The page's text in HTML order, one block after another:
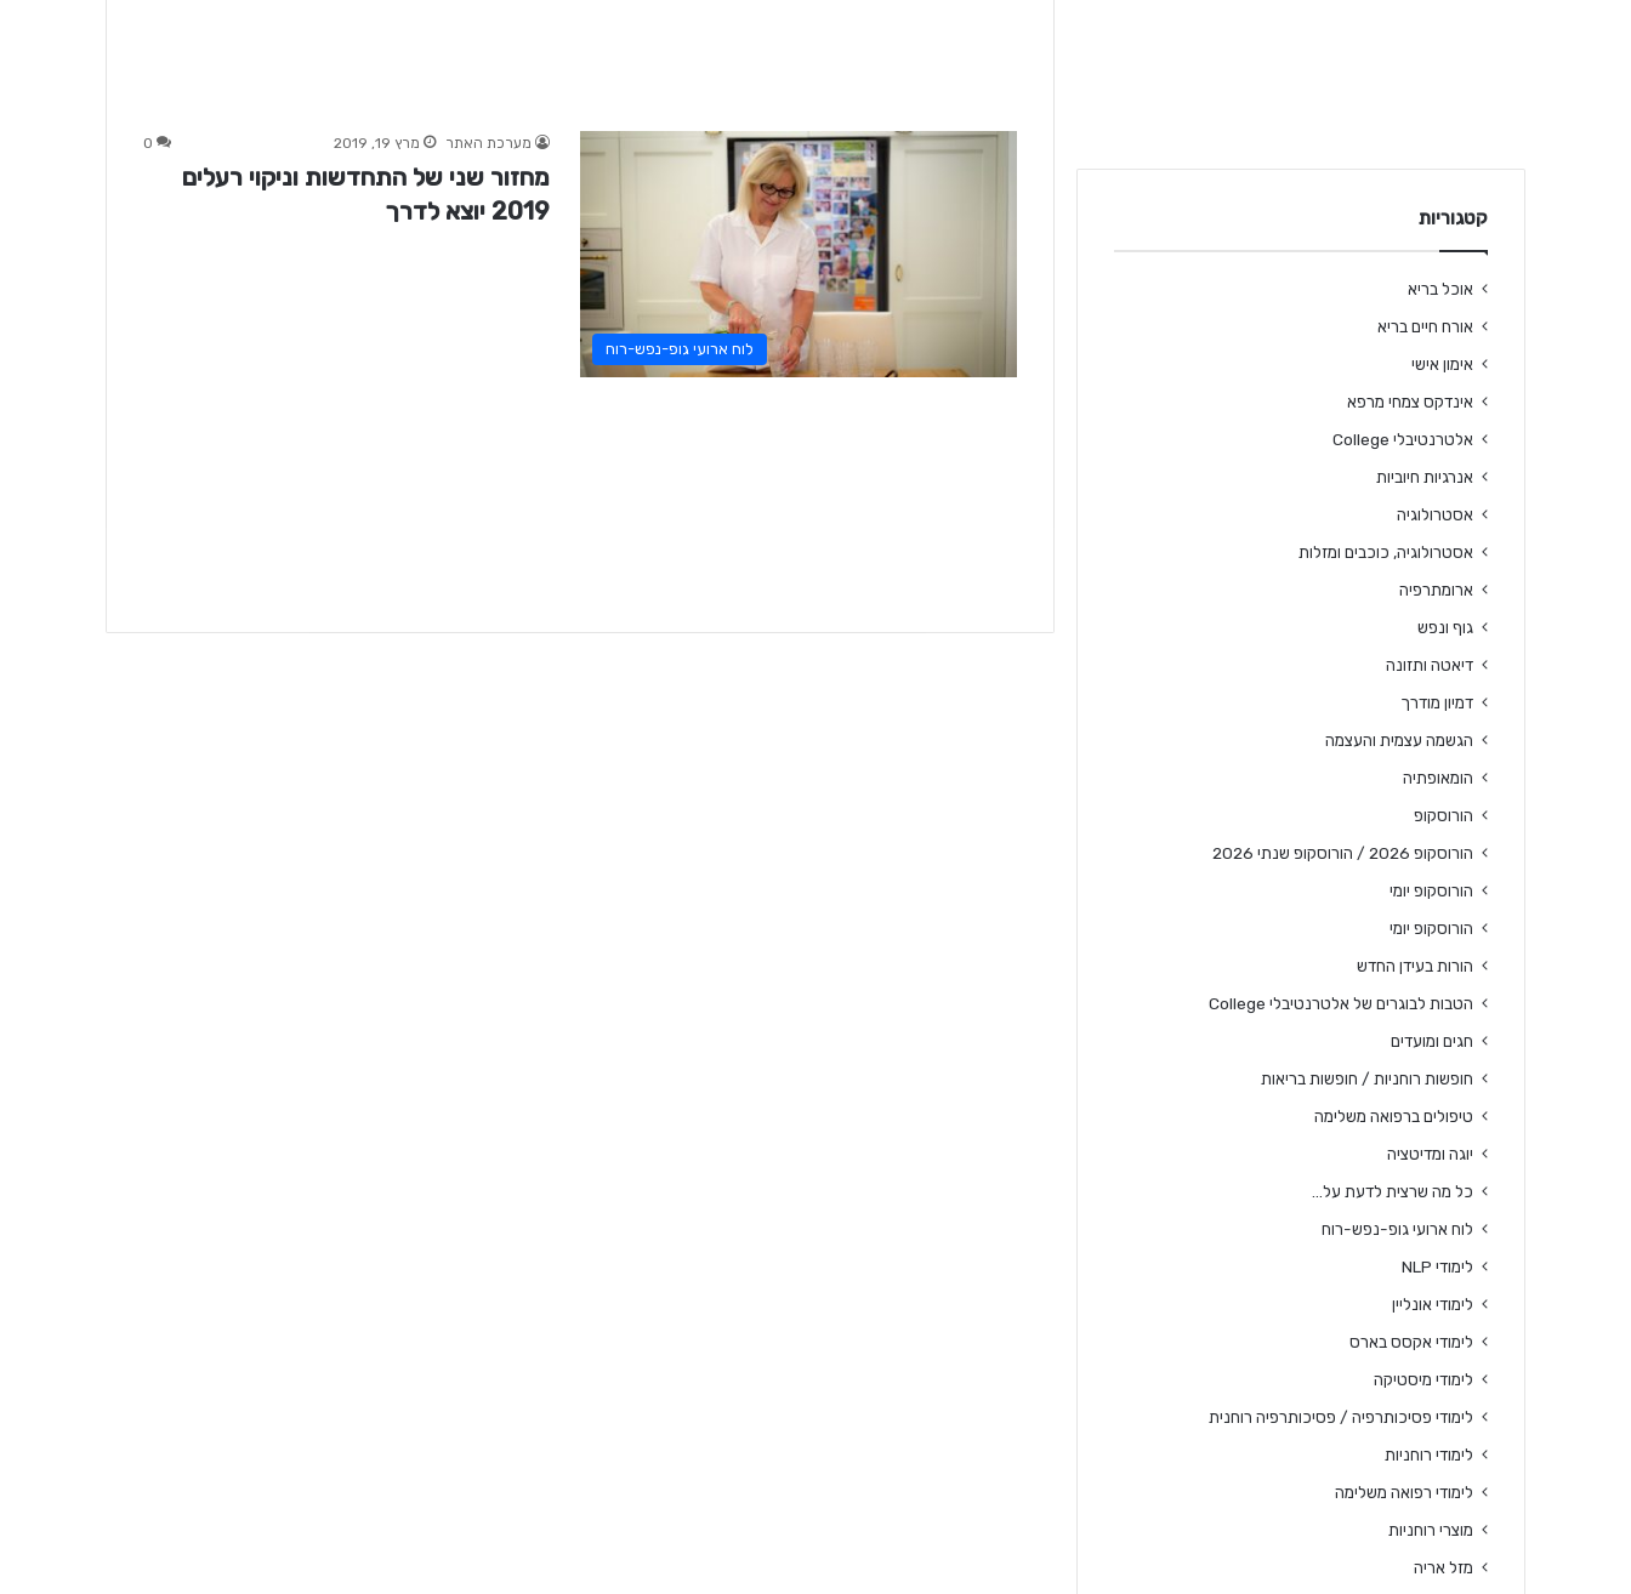
לוח ארועי גופ-נפש-רוח
מערכת האתר מרץ 19, 2019 0
מחזור שני של התחדשות וניקוי רעלים
2019 יוצא לדרך
קטגוריות
אוכל בריא
אורח חיים בריא
אימון אישי
אינדקס צמחי מרפא
אלטרנטיבלי College
אנרגיות חיוביות
אסטרולוגיה
אסטרולוגיה, כוכבים ומזלות
ארומתרפיה
גוף ונפש
דיאטה ותזונה
דמיון מודרך
הגשמה עצמית והעצמה
הומאופתיה
הורוסקופ
הורוסקופ 2026 / הורוסקופ שנתי 2026
הורוסקופ יומי
הורוסקופ יומי
הורות בעידן החדש
הטבות לבוגרים של אלטרנטיבלי College
חגים ומועדים
חופשות רוחניות / חופשות בריאות
טיפולים ברפואה משלימה
יוגה ומדיטציה
כל מה שרצית לדעת על…
לוח ארועי גופ-נפש-רוח
לימודי NLP
לימודי אונליין
לימודי אקסס בארס
לימודי מיסטיקה
לימודי פסיכותרפיה / פסיכותרפיה רוחנית
לימודי רוחניות
לימודי רפואה משלימה
מוצרי רוחניות
מזל אריה